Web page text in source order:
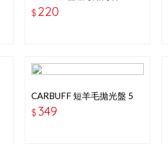
$ 220
CARBUFF 短羊毛拋光盤 5
吋-細目-白色
$ 349